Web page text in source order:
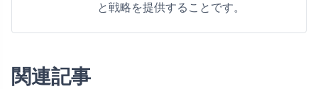
と戦略を提供することです。
関連記事